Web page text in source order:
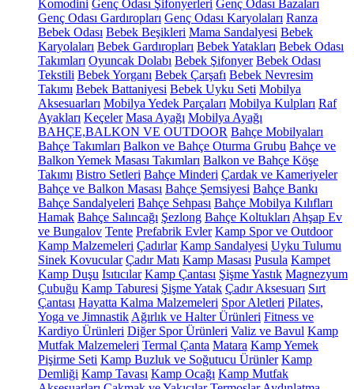
Komodini Genç Odası Şifonyerleri Genç Odası Bazaları
Genç Odası Gardıropları Genç Odası Karyolaları Ranza
Bebek Odası Bebek Beşikleri Mama Sandalyesi Bebek
Karyolaları Bebek Gardıropları Bebek Yatakları Bebek Odası
Takımları Oyuncak Dolabı Bebek Şifonyer Bebek Odası
Tekstili Bebek Yorganı Bebek Çarşafı Bebek Nevresim
Takımı Bebek Battaniyesi Bebek Uyku Seti Mobilya
Aksesuarları Mobilya Yedek Parçaları Mobilya Kulpları Raf
Ayakları Keçeler Masa Ayağı Mobilya Ayağı
BAHÇE,BALKON VE OUTDOOR Bahçe Mobilyaları
Bahçe Takımları Balkon ve Bahçe Oturma Grubu Bahçe ve
Balkon Yemek Masası Takımları Balkon ve Bahçe Köşe
Takımı Bistro Setleri Bahçe Minderi Çardak ve Kameriyeler
Bahçe ve Balkon Masası Bahçe Şemsiyesi Bahçe Bankı
Bahçe Sandalyeleri Bahçe Sehpası Bahçe Mobilya Kılıfları
Hamak Bahçe Salıncağı Şezlong Bahçe Koltukları Ahşap Ev
ve Bungalov Tente Prefabrik Evler Kamp Spor ve Outdoor
Kamp Malzemeleri Çadırlar Kamp Sandalyesi Uyku Tulumu
Sinek Kovucular Çadır Matı Kamp Masası Pusula Kampet
Kamp Duşu Isıtıcılar Kamp Çantası Şişme Yastık Magnezyum
Çubuğu Kamp Taburesi Şişme Yatak Çadır Aksesuarı Sırt
Çantası Hayatta Kalma Malzemeleri Spor Aletleri Pilates,
Yoga ve Jimnastik Ağırlık ve Halter Ürünleri Fitness ve
Kardiyo Ürünleri Diğer Spor Ürünleri Valiz ve Bavul Kamp
Mutfak Malzemeleri Termal Çanta Matara Kamp Yemek
Pişirme Seti Kamp Buzluk ve Soğutucu Ürünler Kamp
Demliği Kamp Tavası Kamp Ocağı Kamp Mutfak